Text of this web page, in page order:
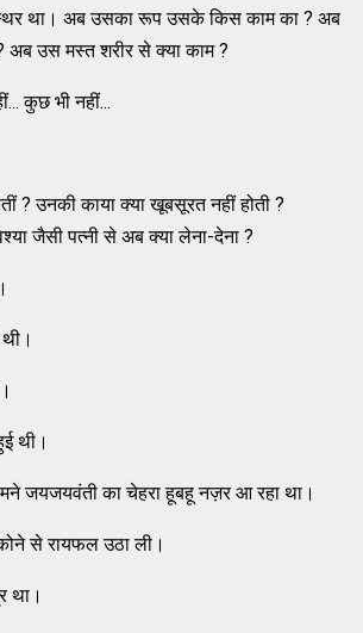
स्थिर था। अब उसका रूप उसके किस काम का ? अब
अब उस मस्त शरीर से क्या काम ?
कुछ भी नहीं...
? उनकी काया क्या खूबसूरत नहीं होती ?
जैसी पत्नी से अब क्या लेना-देना ?
थी।
जयजयवंती का चेहरा हूबहू नज़र आ रहा था।
से रायफल उठा ली।
था।